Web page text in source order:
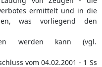
ermittelt und in die
was vorliegend den
werden kann (vgl.
vom 04.02.2001 - 1 Ss